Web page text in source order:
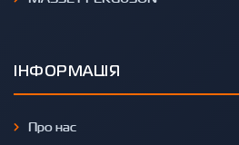
ІНФОРМАЦІЯ
Про нас